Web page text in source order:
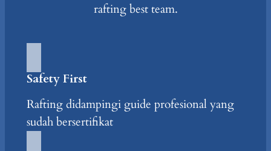
rafting best team.
Safety First
Rafting didampingi guide profesional yang
sudah bersertifikat